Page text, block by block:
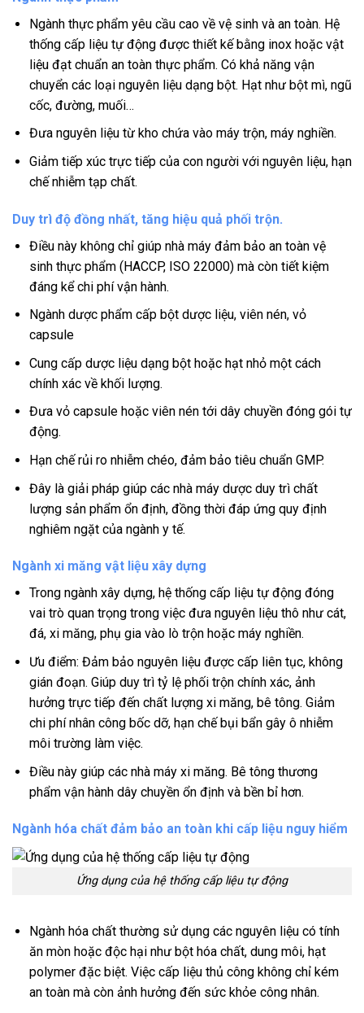
Ngành thực phẩm yêu cầu cao về vệ sinh và an toàn. Hệ
thống cấp liệu tự động được thiết kế bằng inox hoặc vật
liệu đạt chuẩn an toàn thực phẩm. Có khả năng vận
chuyển các loại nguyên liệu dạng bột. Hạt như bột mì, ngũ
cốc, đường, muối…
Đưa nguyên liệu từ kho chứa vào máy trộn, máy nghiền.
Giảm tiếp xúc trực tiếp của con người với nguyên liệu, hạn
chế nhiễm tạp chất.
Duy trì độ đồng nhất, tăng hiệu quả phối trộn.
Điều này không chỉ giúp nhà máy đảm bảo an toàn vệ
sinh thực phẩm (HACCP, ISO 22000) mà còn tiết kiệm
đáng kể chi phí vận hành.
Ngành dược phẩm cấp bột dược liệu, viên nén, vỏ
capsule
Cung cấp dược liệu dạng bột hoặc hạt nhỏ một cách
chính xác về khối lượng.
Đưa vỏ capsule hoặc viên nén tới dây chuyền đóng gói tự
động.
Hạn chế rủi ro nhiễm chéo, đảm bảo tiêu chuẩn GMP.
Đây là giải pháp giúp các nhà máy dược duy trì chất
lượng sản phẩm ổn định, đồng thời đáp ứng quy định
nghiêm ngặt của ngành y tế.
Ngành xi măng vật liệu xây dựng
Trong ngành xây dựng, hệ thống cấp liệu tự động đóng
vai trò quan trọng trong việc đưa nguyên liệu thô như cát,
đá, xi măng, phụ gia vào lò trộn hoặc máy nghiền.
Ưu điểm: Đảm bảo nguyên liệu được cấp liên tục, không
gián đoạn. Giúp duy trì tỷ lệ phối trộn chính xác, ảnh
hưởng trực tiếp đến chất lượng xi măng, bê tông. Giảm
chi phí nhân công bốc dỡ, hạn chế bụi bẩn gây ô nhiễm
môi trường làm việc.
Điều này giúp các nhà máy xi măng. Bê tông thương
phẩm vận hành dây chuyền ổn định và bền bỉ hơn.
Ngành hóa chất đảm bảo an toàn khi cấp liệu nguy hiểm
Ứng dụng của hệ thống cấp liệu tự động
Ngành hóa chất thường sử dụng các nguyên liệu có tính
ăn mòn hoặc độc hại như bột hóa chất, dung môi, hạt
polymer đặc biệt. Việc cấp liệu thủ công không chỉ kém
an toàn mà còn ảnh hưởng đến sức khỏe công nhân.